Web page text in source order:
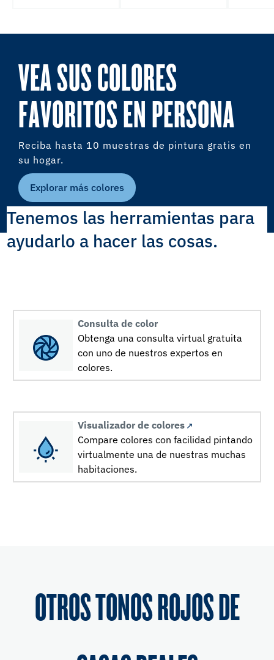
VEA SUS COLORES
FAVORITOS EN PERSONA
Reciba hasta 10 muestras de pintura gratis en
su hogar.
Explorar más colores
Tenemos las herramientas para
ayudarlo a hacer las cosas.
Consulta de color
Obtenga una consulta virtual gratuita
con uno de nuestros expertos en
colores.
Visualizador de colores
Compare colores con facilidad pintando
virtualmente una de nuestras muchas
habitaciones.
OTROS TONOS ROJOS DE